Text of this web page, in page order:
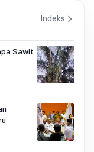
Indeks
Sawit